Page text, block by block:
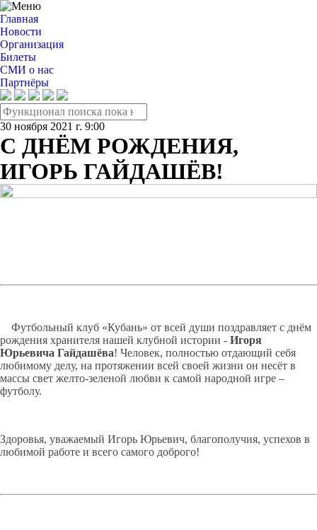
Главная
Новости
Организация
Билеты
СМИ о нас
Партнёры
30 ноября 2021 г. 9:00
С ДНЁМ РОЖДЕНИЯ,
ИГОРЬ ГАЙДАШЁВ!
Футбольный клуб «Кубань» от всей души поздравляет с днём
рождения хранителя нашей клубной истории - Игоря
Юрьевича Гайдашёва! Человек, полностью отдающий себя
любимому делу, на протяжении всей своей жизни он несёт в
массы свет желто-зеленой любви к самой народной игре –
футболу.
Здоровья, уважаемый Игорь Юрьевич, благополучия, успехов в
любимой работе и всего самого доброго!